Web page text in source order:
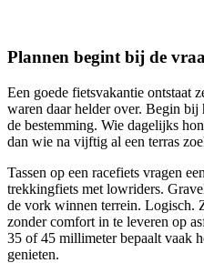
Plannen begint bij de
Een goede fietsvakantie ontstaat
waren daar helder over. Begin
de bestemming. Wie dagelijks
dan wie na vijftig al een terras
Tassen op een racefiets vragen
trekkingfiets met lowriders.
de vork winnen terrein. Logisch.
zonder comfort in te leveren op
35 of 45 millimeter bepaalt vaak
genieten.